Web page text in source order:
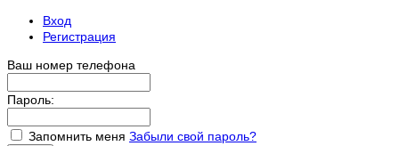
Вход
Регистрация
Ваш номер телефона
Пароль:
Запомнить меня Забыли свой пароль?